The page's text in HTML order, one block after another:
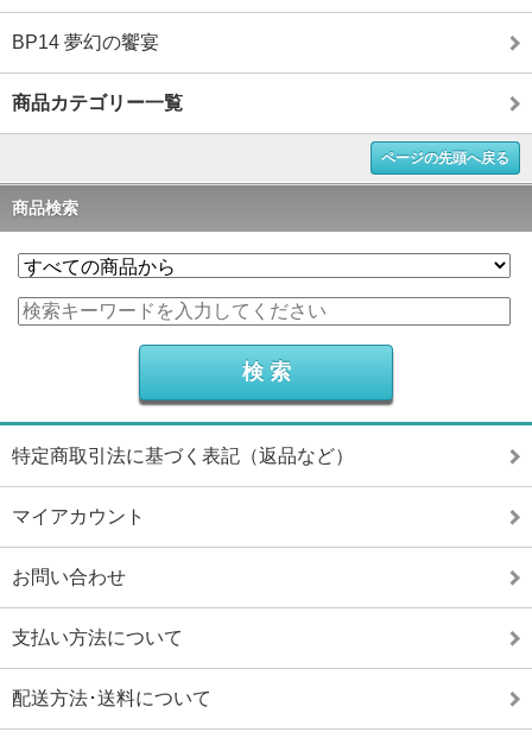
BP14 夢幻の饗宴
商品カテゴリー一覧
ページの先頭へ戻る
商品検索
特定商取引法に基づく表記（返品など）
マイアカウント
お問い合わせ
支払い方法について
配送方法･送料について